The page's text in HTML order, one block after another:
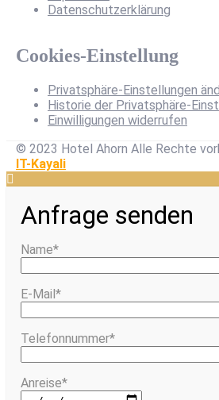
Datenschutzerklärung
Cookies-Einstellung
Privatsphäre-Einstellungen
Historie der Privatsphäre-
Einwilligungen widerrufen
© 2023 Hotel Ahorn Alle Rechte
IT-Kayali
Anfrage senden
Name*
E-Mail*
Telefonnummer*
Anreise*